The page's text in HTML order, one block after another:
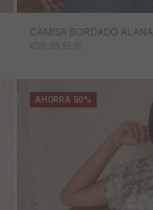
CAMISA BORDADO ALANA
AHORRA 50%